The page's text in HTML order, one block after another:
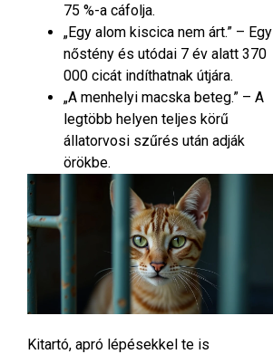
75 %-a cáfolja.
„Egy alom kiscica nem árt.” – Egy
nőstény és utódai 7 év alatt 370
000 cicát indíthatnak útjára.
„A menhelyi macska beteg.” – A
legtöbb helyen teljes körű
állatorvosi szűrés után adják
örökbe.
Kitartó, apró lépésekkel te is